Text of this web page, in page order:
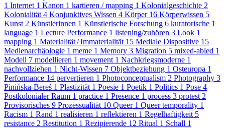
1 Internet 1 Kanon 1 kartieren / mapping 1 Kolonialgeschichte 2
Kolonialität 4 Konjunktives Wissen 4 Körper 16 Körperwissen 5
Kunst 2 Künstlerinnen 1 Künstlerische Forschung 6 kuratorische 1
language 1 Lecture Performance 1 listening/zuhören 3 Look 1
mapping 1 Materialität / Immaterialität 15 Mediale Dispositive 15
Medienarchäologie 1 meme 1 Memory 3 Migration 5 mixed-abled 1
Modell 7 modellieren 1 movement 1 Nachkriegsmoderne 1
nachvollziehen 1 Nicht-Wissen 7 Objektbeziehung 1 Osteuropa 1
Performance 14 pervertieren 1 Photoconceptualism 2 Photography 3
Pinińska-Bereś 1 Plastizität 1 Poesie 1 Poetik 1 Politics 1 Pose 4
Postkolonialer Raum 1 practice 1 Presence 1 process 3 protest 2
Provisorisches 9 Prozessualität 10 Queer 1 Queer temporality 1
Racism 1 Rand 1 realisieren 1 reflektieren 1 Regelhaftigkeit 5
resistance 2 Restitution 1 Rezipierende 12 Ritual 1 Schall 1